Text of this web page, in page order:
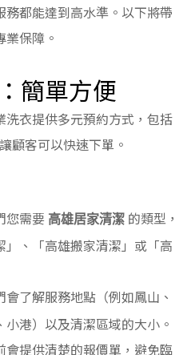
都能達到高水準。以下將帶
保障。
簡單方便
衣提供多元預約方式，包括
顧客可以快速下單。
您需要 高雄居家清潔 的類型，
」、「高雄搬家清潔」或「高
會了解服務地點（例如鳳山、
港）以及清潔區域的大小。
會提供清楚的報價單，避免臨